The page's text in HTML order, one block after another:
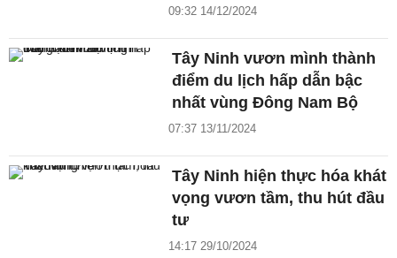
09:32 14/12/2024
Tây Ninh vươn mình thành
điểm du lịch hấp dẫn bậc
nhất vùng Đông Nam Bộ
07:37 13/11/2024
Tây Ninh hiện thực hóa khát
vọng vươn tầm, thu hút đầu
tư
14:17 29/10/2024